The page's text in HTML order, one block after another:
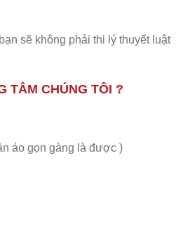
sẽ không phải thi lý thuyết luật
TÂM CHÚNG TÔI ?
áo gọn gàng là được )